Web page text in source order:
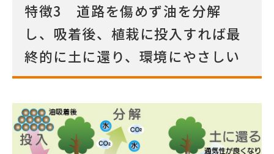
特徴3 道路を傷めず油を分解
し、吸着後、植栽に投入すれば最
終的に土に還り、環境にやさしい